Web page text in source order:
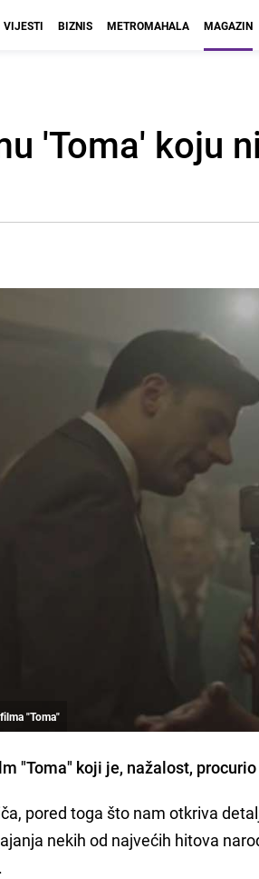
VIJESTI BIZNIS METROMAHALA MAGAZIN
'Toma' koju
"Toma"
"Toma" koji je, nažalost,
pored toga što nam otkriva
nekih od najvećih hitova